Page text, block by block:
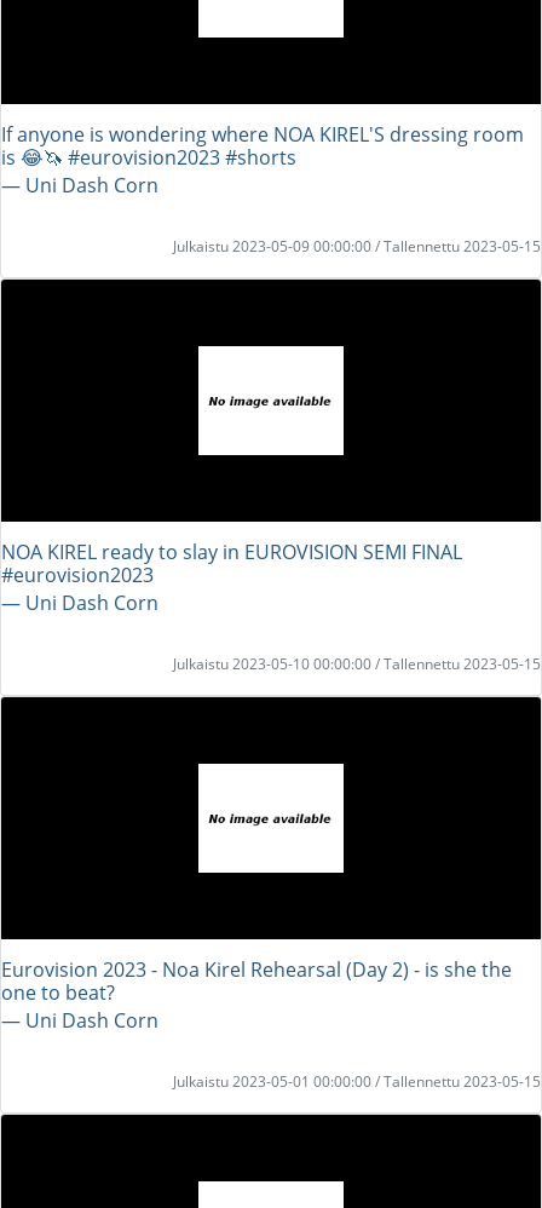
If anyone is wondering where NOA KIREL'S dressing room
is 😂🦄 #eurovision2023 #shorts
― Uni Dash Corn
Julkaistu 2023-05-09 00:00:00 / Tallennettu 2023-05-15
NOA KIREL ready to slay in EUROVISION SEMI FINAL
#eurovision2023
― Uni Dash Corn
Julkaistu 2023-05-10 00:00:00 / Tallennettu 2023-05-15
Eurovision 2023 - Noa Kirel Rehearsal (Day 2) - is she the
one to beat?
― Uni Dash Corn
Julkaistu 2023-05-01 00:00:00 / Tallennettu 2023-05-15